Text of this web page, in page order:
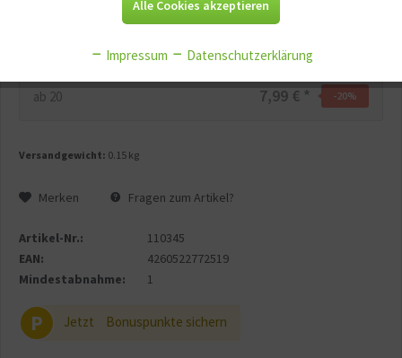
ab 20 7,99 € * -20%
Versandgewicht: 0.15 kg
Merken Fragen zum Artikel?
Artikel-Nr.:
110345
EAN:
4260522772519
Mindestabnahme:
1
P Jetzt Bonuspunkte sichern
Service Aktiv
Alle Cookies akzeptieren
Impressum Datenschutzerklärung